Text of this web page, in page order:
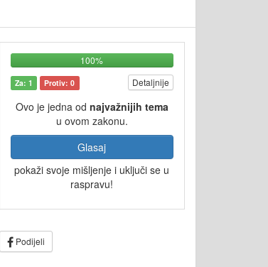
100%
Za: 1 Protiv: 0 Detaljnije
Ovo je jedna od najvažnijih tema
u ovom zakonu.
Glasaj
pokaži svoje mišljenje i uključi se u
raspravu!
Podijeli